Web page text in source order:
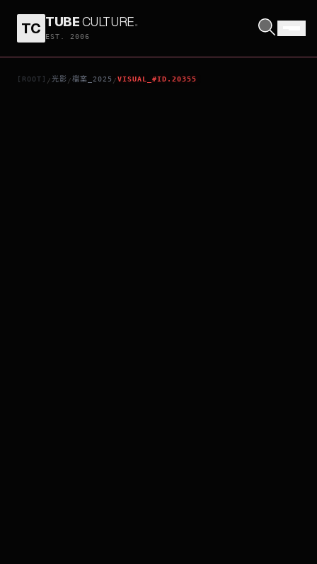
TC TUBECULTURE.
EST. 2006
[ROOT] /光影 /檔案_2025 /VISUAL_#ID.20355
港口天光